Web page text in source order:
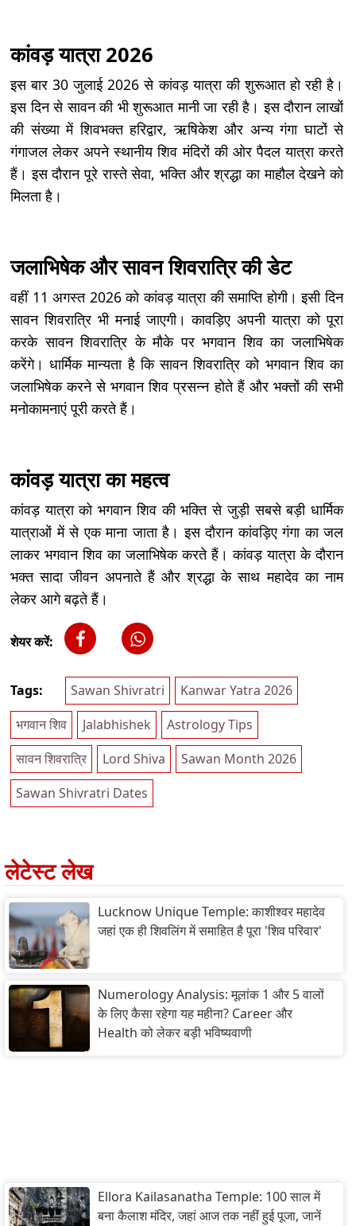
कांवड़ यात्रा 2026
इस बार 30 जुलाई 2026 से कांवड़ यात्रा की शुरूआत हो रही है।
इस दिन से सावन की भी शुरूआत मानी जा रही है। इस दौरान लाखों
की संख्या में शिवभक्त हरिद्वार, ऋषिकेश और अन्य गंगा घाटों से
गंगाजल लेकर अपने स्थानीय शिव मंदिरों की ओर पैदल यात्रा करते
हैं। इस दौरान पूरे रास्ते सेवा, भक्ति और श्रद्धा का माहौल देखने को
मिलता है।
जलाभिषेक और सावन शिवरात्रि की डेट
वहीं 11 अगस्त 2026 को कांवड़ यात्रा की समाप्ति होगी। इसी दिन
सावन शिवरात्रि भी मनाई जाएगी। कावड़िए अपनी यात्रा को पूरा
करके सावन शिवरात्रि के मौके पर भगवान शिव का जलाभिषेक
करेंगे। धार्मिक मान्यता है कि सावन शिवरात्रि को भगवान शिव का
जलाभिषेक करने से भगवान शिव प्रसन्न होते हैं और भक्तों की सभी
मनोकामनाएं पूरी करते हैं।
कांवड़ यात्रा का महत्व
कांवड़ यात्रा को भगवान शिव की भक्ति से जुड़ी सबसे बड़ी धार्मिक
यात्राओं में से एक माना जाता है। इस दौरान कांवड़िए गंगा का जल
लाकर भगवान शिव का जलाभिषेक करते हैं। कांवड़ यात्रा के दौरान
भक्त सादा जीवन अपनाते हैं और श्रद्धा के साथ महादेव का नाम
लेकर आगे बढ़ते हैं।
शेयर करें:
Tags: Sawan Shivratri
Kanwar Yatra 2026
भगवान शिव
Jalabhishek
Astrology Tips
सावन शिवरात्रि
Lord Shiva
Sawan Month 2026
Sawan Shivratri Dates
लेटेस्ट लेख
Lucknow Unique Temple: काशीश्वर महादेव
जहां एक ही शिवलिंग में समाहित है पूरा 'शिव परिवार'
Numerology Analysis: मूलांक 1 और 5 वालों
के लिए कैसा रहेगा यह महीना? Career और
Health को लेकर बड़ी भविष्यवाणी
Ellora Kailasanatha Temple: 100 साल में
बना कैलाश मंदिर, जहां आज तक नहीं हुई पूजा, जानें